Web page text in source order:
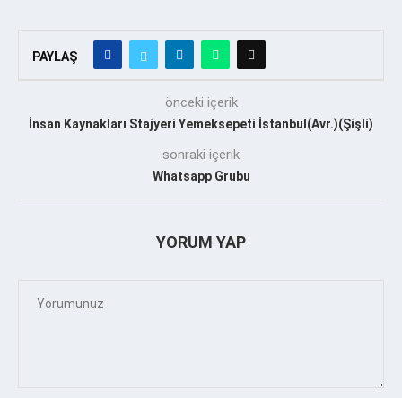
PAYLAŞ
önceki içerik
İnsan Kaynakları Stajyeri Yemeksepeti İstanbul(Avr.)(Şişli)
sonraki içerik
Whatsapp Grubu
YORUM YAP